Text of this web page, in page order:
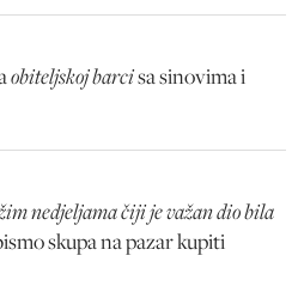
obiteljskoj barcisa sinovima i
nedjeljama čiji je važan dio bila
skupa na pazar kupiti